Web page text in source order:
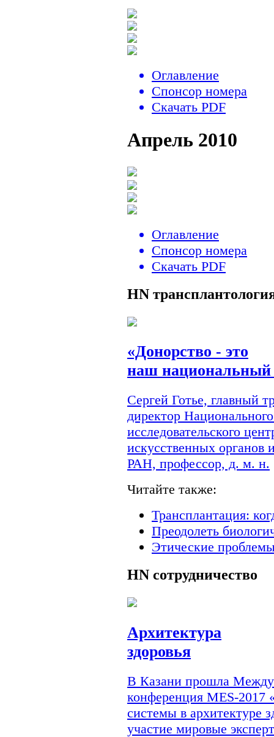
Оглавление
Спонсор номера
Скачать PDF
Апрель 2010
Оглавление
Спонсор номера
Скачать PDF
HN
«Донорство - это
наш национальный
Сергей Готье, главный
директор
исследовательского
искусственных
РАН, профессор, д. м. н.
Читайте также:
Трансплантация:
Преодолеть
Этические
HN сотрудничество
Архитектура
здоровья
В Казани прошла
конференция MES-
системы в архитектуре
участие мировые